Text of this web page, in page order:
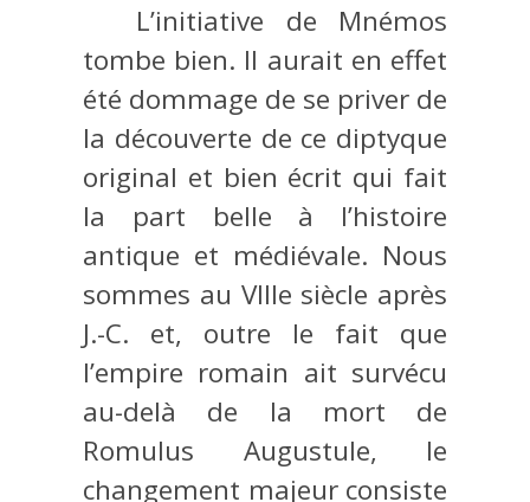
L’initiative de Mnémos
tombe bien. Il aurait en effet
été dommage de se priver de
la découverte de ce diptyque
original et bien écrit qui fait
la part belle à l’histoire
antique et médiévale. Nous
sommes au VIIIe siècle après
J.-C. et, outre le fait que
l’empire romain ait survécu
au-delà de la mort de
Romulus Augustule, le
changement majeur consiste